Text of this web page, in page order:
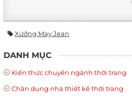
Xưởng May Jean
DANH MỤC
Kiến thức chuyên ngành thời trang
Chân dung nhà thiết kế thời trang